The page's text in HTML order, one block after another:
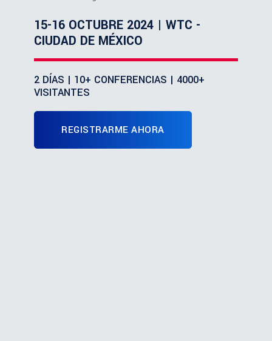
15-16 OCTUBRE 2024 | WTC -
CIUDAD DE MÉXICO
2 DÍAS | 10+ CONFERENCIAS | 4000+
VISITANTES
REGISTRARME AHORA